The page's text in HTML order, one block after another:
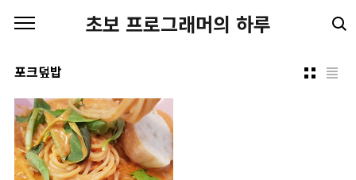
초보 프로그래머의 하루
포크덮밥